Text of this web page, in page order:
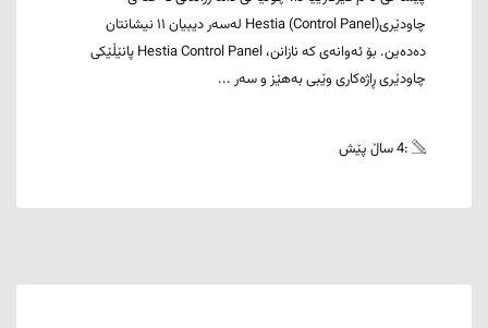
چاودێری(Control Panel) Hestia لەسەر دیبیان ١١ نیشانتان
دەدەین. بۆ ئەوانەی کە نازانن، Hestia Control Panel پانێڵێکی
چاودێری ڕاژەکاری وێبی بەهێز و سەر ...
:4 ساڵ پێش